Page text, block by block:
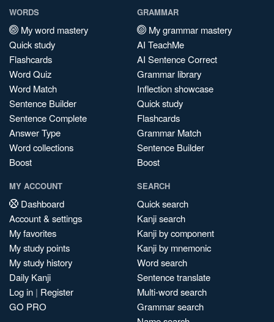
WORDS
My word mastery
Quick study
Flashcards
Word Quiz
Word Match
Sentence Builder
Sentence Complete
Answer Type
Word collections
Boost
GRAMMAR
My grammar mastery
AI TeachMe
AI Sentence Correct
Grammar library
Inflection showcase
Quick study
Flashcards
Grammar Match
Sentence Builder
Boost
MY ACCOUNT
Dashboard
Account & settings
My favorites
My study points
My study history
Daily Kanji
Log in | Register
GO PRO
SEARCH
Quick search
Kanji search
Kanji by component
Kanji by mnemonic
Word search
Sentence translate
Multi-word search
Grammar search